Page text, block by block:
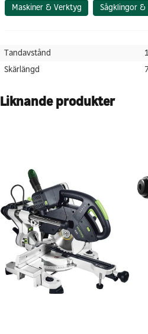
Skärlängd
Maskiner & Verktyg Sågklingor &
Tandavstånd
Skärlängd
Liknande produkter